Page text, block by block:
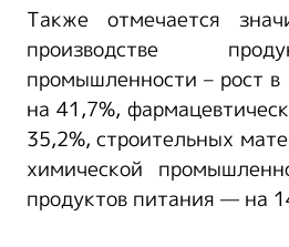
Также отмечается
производстве
промышленности – рост
на 41,7%,
35,2%, строительных
химической
продуктов питания — на